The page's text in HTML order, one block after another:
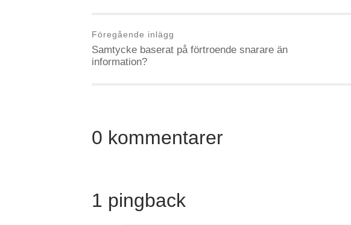
Föregående inlägg
Samtycke baserat på förtroende snarare än
information?
0 kommentarer
1 pingback